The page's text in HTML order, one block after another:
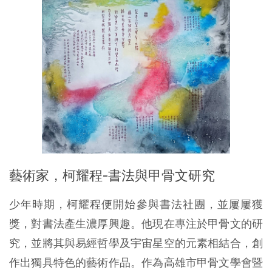
藝術家，柯耀程-書法與甲骨文研究
少年時期，柯耀程便開始參與書法社團，並屢屢獲
獎，對書法產生濃厚興趣。他現在專注於甲骨文的研
究，並將其與易經哲學及宇宙星空的元素相結合，創
作出獨具特色的藝術作品。作為高雄市甲骨文學會暨